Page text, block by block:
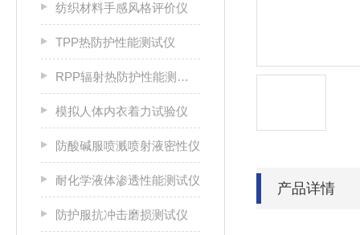
纺织材料手感风格评价仪
TPP热防护性能测试仪
RPP辐射热防护性能测试仪
模拟人体内衣着力试验仪
防酸碱服喷溅喷射液密性仪
耐化学液体渗透性能测试仪
防护服抗冲击磨损测试仪
产品详情